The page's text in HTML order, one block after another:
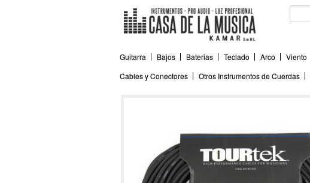
Guitarra Bajos Baterias Teclado Arco Viento
Cables y Conectores
Otros Instrumentos de Cuerdas